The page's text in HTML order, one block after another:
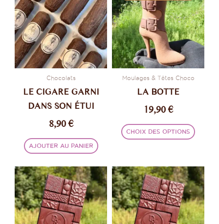
Chocolats
LE CIGARE GARNI
DANS SON ÉTUI
8,90€
AJOUTER AU PANIER
Moulages & Têtes Choco
LA BOTTE
19,90€
CHOIX DES OPTIONS
a
Les
du